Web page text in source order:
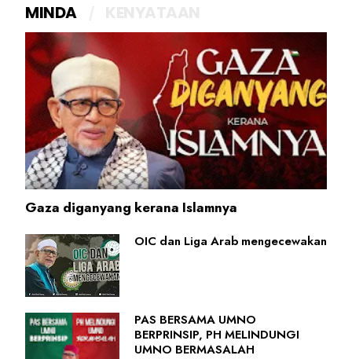
MINDA
Gaza diganyang kerana Islamnya
OIC dan Liga Arab mengecewakan
PAS BERSAMA UMNO
BERPRINSIP, PH MELINDUNGI
UMNO BERMASALAH